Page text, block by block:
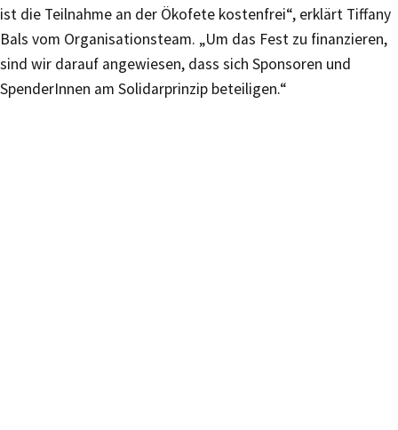
ist die Teilnahme an der Ökofete kostenfrei“, erklärt Tiffany
Bals vom Organisationsteam. „Um das Fest zu finanzieren,
sind wir darauf angewiesen, dass sich Sponsoren und
SpenderInnen am Solidarprinzip beteiligen.“